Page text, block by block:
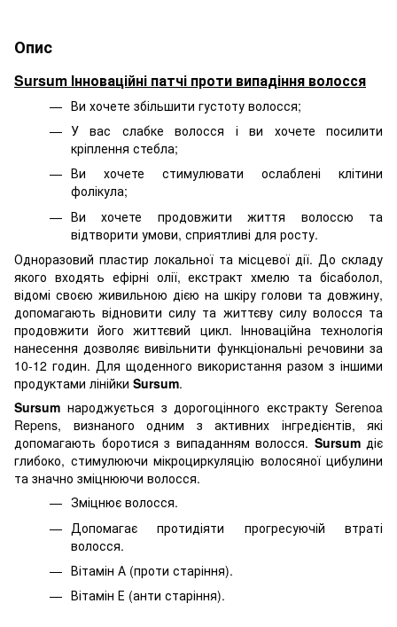
Опис
Sursum Інноваційні патчі проти випадіння волосся
Ви хочете збільшити густоту волосся;
У вас слабке волосся і ви хочете посилити
кріплення стебла;
Ви хочете стимулювати ослаблені клітини
фолікула;
Ви хочете продовжити життя волоссю та
відтворити умови, сприятливі для росту.
Одноразовий пластир локальної та місцевої дії. До складу
якого входять ефірні олії, екстракт хмелю та бісаболол,
відомі своєю живильною дією на шкіру голови та довжину,
допомагають відновити силу та життєву силу волосся та
продовжити його життєвий цикл. Інноваційна технологія
нанесення дозволяє вивільнити функціональні речовини за
10-12 годин. Для щоденного використання разом з іншими
продуктами лінійки Sursum.
Sursum народжується з дорогоцінного екстракту Serenoa
Repens, визнаного одним з активних інгредієнтів, які
допомагають боротися з випаданням волосся. Sursumдіє
глибоко, стимулюючи мікроциркуляцію волосяної цибулини
та значно зміцнюючи волосся.
Зміцнює волосся.
Допомагає протидіяти прогресуючій втраті
волосся.
Вітамін А (проти старіння).
Вітамін Е (анти старіння).